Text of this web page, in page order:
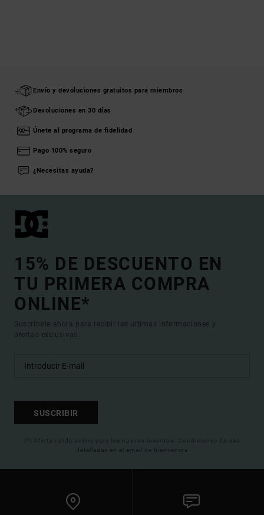
Envío y devoluciones gratuitos para miembros
Devoluciones en 30 días
Únete al programa de fidelidad
Pago 100% seguro
¿Necesitas ayuda?
15% DE DESCUENTO EN
TU PRIMERA COMPRA
ONLINE*
Suscríbete ahora para recibir las ultimas informaciones y
ofertas exclusivas.
SUSCRIBIR
(*) Oferta valida online para los nuevos inscritos. Condiciones de uso
detalladas en el email de bienvenida